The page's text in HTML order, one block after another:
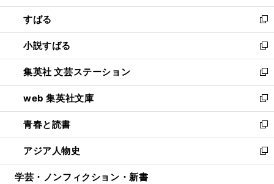
開
く
ウ
で
開
く
ン
ド
ウ
で
開
く
すばる
新
し
い
ウ
ィ
ン
ド
ウ
で
開
く
小説すばる
新
し
い
ウ
ィ
ン
ド
ウ
で
開
集英社 文芸ステーション
新
し
い
ウ
ィ
ン
ド
ウ
web 集英社文庫
新
し
い
ウ
ィ
ン
青春と読書
新
し
い
ウ
アジア人物史
新
し
学芸・ノンフィクション・新書